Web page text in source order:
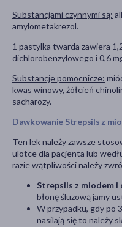
Substancjami czynnymi są:
amylometakrezol.
1 pastylka twarda zawiera
dichlorobenzylowego i 0,6
Substancje pomocnicze:
kwas winowy, żółcień
sacharozy.
Dawkowanie Strepsils z
Ten lek należy zawsze
ulotce dla pacjenta lub
razie wątpliwości należy
Strepsils z miodem i
błonę śluzową jamy
W przypadku, gdy po
nasilają się to należy